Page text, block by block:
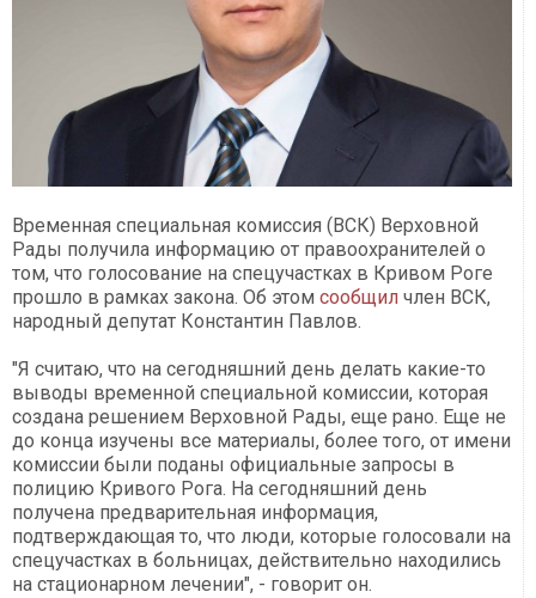
Временная специальная комиссия (ВСК) Верховной
Рады получила информацию от правоохранителей о
том, что голосование на спецучастках в Кривом Роге
прошло в рамках закона. Об этом сообщил член ВСК,
народный депутат Константин Павлов.
"Я считаю, что на сегодняшний день делать какие-то
выводы временной специальной комиссии, которая
создана решением Верховной Рады, еще рано. Еще не
до конца изучены все материалы, более того, от имени
комиссии были поданы официальные запросы в
полицию Кривого Рога. На сегодняшний день
получена предварительная информация,
подтверждающая то, что люди, которые голосовали на
спецучастках в больницах, действительно находились
на стационарном лечении", - говорит он.